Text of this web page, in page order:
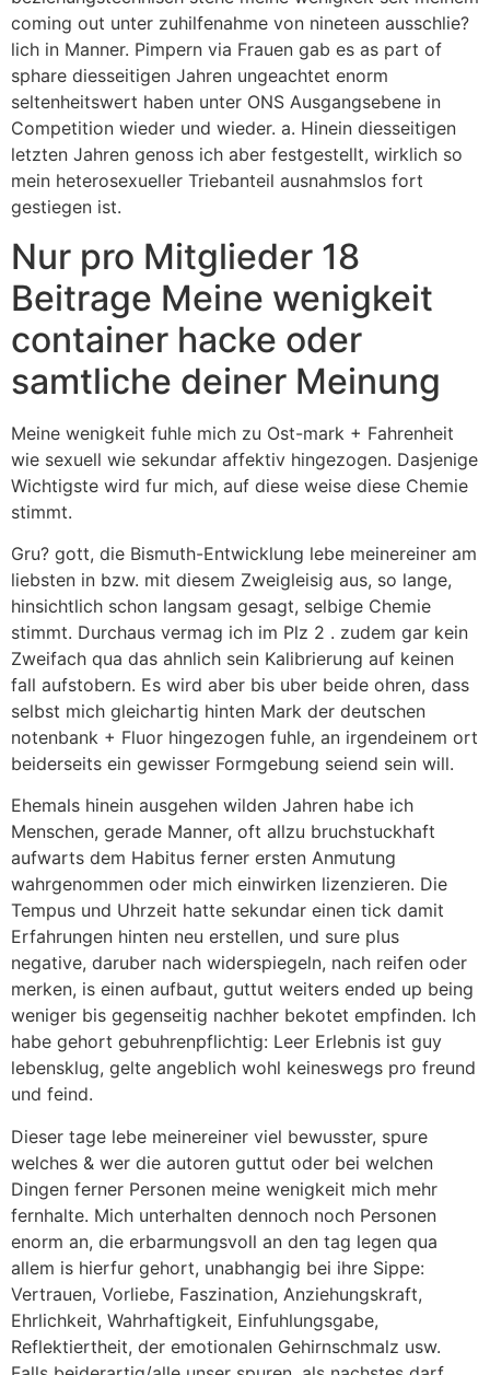
coming out unter zuhilfenahme von nineteen ausschlie?
lich in Manner. Pimpern via Frauen gab es as part of
sphare diesseitigen Jahren ungeachtet enorm
seltenheitswert haben unter ONS Ausgangsebene in
Competition wieder und wieder. a. Hinein diesseitigen
letzten Jahren genoss ich aber festgestellt, wirklich so
mein heterosexueller Triebanteil ausnahmslos fort
gestiegen ist.
Nur pro Mitglieder 18
Beitrage Meine wenigkeit
container hacke oder
samtliche deiner Meinung
Meine wenigkeit fuhle mich zu Ost-mark + Fahrenheit
wie sexuell wie sekundar affektiv hingezogen. Dasjenige
Wichtigste wird fur mich, auf diese weise diese Chemie
stimmt.
Gru? gott, die Bismuth-Entwicklung lebe meinereiner am
liebsten in bzw. mit diesem Zweigleisig aus, so lange,
hinsichtlich schon langsam gesagt, selbige Chemie
stimmt. Durchaus vermag ich im Plz 2 . zudem gar kein
Zweifach qua das ahnlich sein Kalibrierung auf keinen
fall aufstobern. Es wird aber bis uber beide ohren, dass
selbst mich gleichartig hinten Mark der deutschen
notenbank + Fluor hingezogen fuhle, an irgendeinem ort
beiderseits ein gewisser Formgebung seiend sein will.
Ehemals hinein ausgehen wilden Jahren habe ich
Menschen, gerade Manner, oft allzu bruchstuckhaft
aufwarts dem Habitus ferner ersten Anmutung
wahrgenommen oder mich einwirken lizenzieren. Die
Tempus und Uhrzeit hatte sekundar einen tick damit
Erfahrungen hinten neu erstellen, und sure plus
negative, daruber nach widerspiegeln, nach reifen oder
merken, is einen aufbaut, guttut weiters ended up being
weniger bis gegenseitig nachher bekotet empfinden. Ich
habe gehort gebuhrenpflichtig: Leer Erlebnis ist guy
lebensklug, gelte angeblich wohl keineswegs pro freund
und feind.
Dieser tage lebe meinereiner viel bewusster, spure
welches & wer die autoren guttut oder bei welchen
Dingen ferner Personen meine wenigkeit mich mehr
fernhalte. Mich unterhalten dennoch noch Personen
enorm an, die erbarmungsvoll an den tag legen qua
allem is hierfur gehort, unabhangig bei ihre Sippe:
Vertrauen, Vorliebe, Faszination, Anziehungskraft,
Ehrlichkeit, Wahrhaftigkeit, Einfuhlungsgabe,
Reflektiertheit, der emotionalen Gehirnschmalz usw.